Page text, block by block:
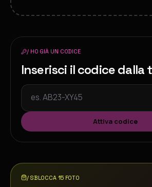
/ HO GIÀ UN CODICE
Inserisci il codice dalla
Attiva codice
/ SBLOCCA 15 FOTO